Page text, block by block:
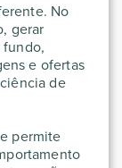
No
gerar
e ofertas
de
permite